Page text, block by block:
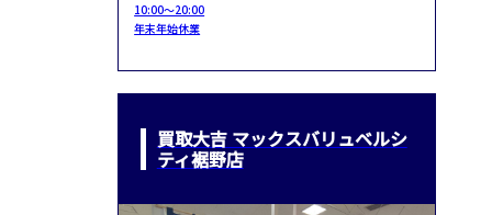
10:00～20:00
年末年始休業
買取大吉 マックスバリュベルシ
ティ裾野店